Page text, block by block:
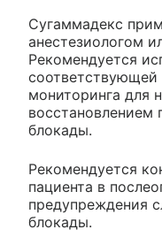
Сугаммадекс
анестезиологом
Рекомендуется
мониторинга для
блокады.
Рекомендуется
пациента в
предупреждения
блокады.